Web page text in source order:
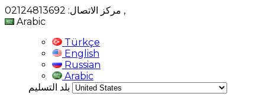
,
Arabic
Türkçe
English
Russian
Arabic
بلد التسليم